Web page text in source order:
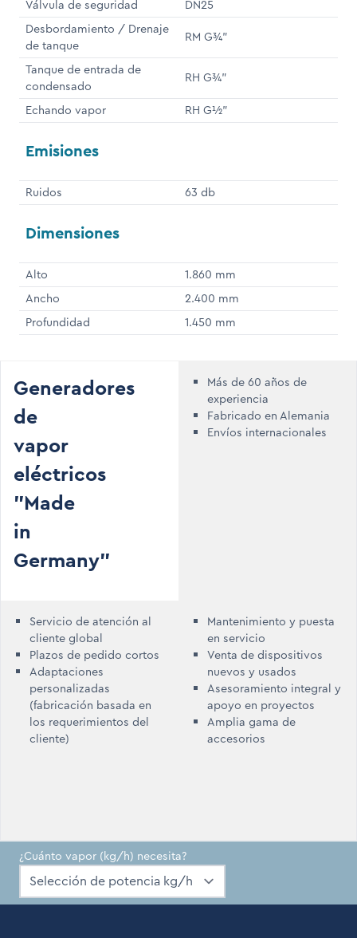
Válvula de seguridad
DN25
Desbordamiento / Drenaje
de tanque
RM G¾"
Tanque de entrada de
condensado
RH G¾"
Echando vapor
RH G½"
Emisiones
Ruidos 63 db
Dimensiones
Alto
1.860 mm
Ancho
2.400 mm
Profundidad
1.450 mm
Generadores
de
vapor
eléctricos
"Made
in
Germany"
Más de 60 años de
experiencia
Fabricado en Alemania
Envíos internacionales
Servicio de atención al
cliente global
Plazos de pedido cortos
Adaptaciones
personalizadas
(fabricación basada en
los requerimientos del
cliente)
Mantenimiento y puesta
en servicio
Venta de dispositivos
nuevos y usados
Asesoramiento integral y
apoyo en proyectos
Amplia gama de
accesorios
¿Cuánto vapor (kg/h) necesita?